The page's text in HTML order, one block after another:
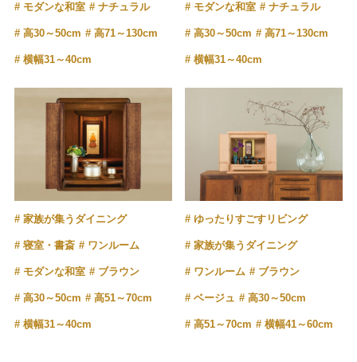
モダンな和室 ナチュラル
高30～50cm 高71～130cm
横幅31～40cm
モダンな和室 ナチュラル
高30～50cm 高71～130cm
横幅31～40cm
家族が集うダイニング
寝室・書斎 ワンルーム
モダンな和室 ブラウン
高30～50cm 高51～70cm
横幅31～40cm
ゆったりすごすリビング
家族が集うダイニング
ワンルーム ブラウン
ベージュ 高30～50cm
高51～70cm 横幅41～60cm